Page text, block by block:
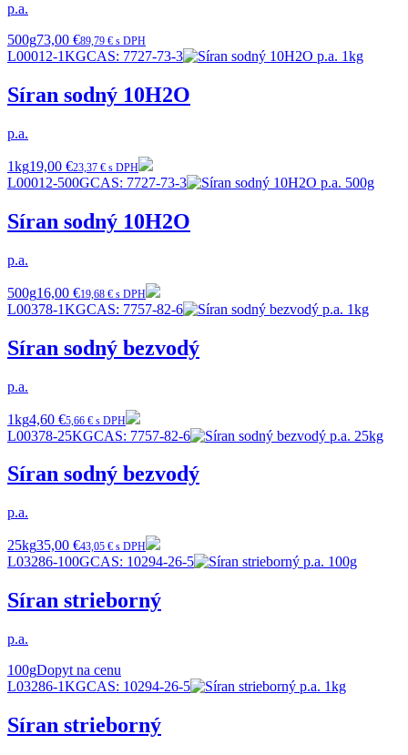
p.a.
500g73,00 €89,79 € s DPH
L00012-1KGCAS: 7727-73-3
Síran sodný 10H2O
p.a.
1kg19,00 €23,37 € s DPH
L00012-500GCAS: 7727-73-3
Síran sodný 10H2O
p.a.
500g16,00 €19,68 € s DPH
L00378-1KGCAS: 7757-82-6
Síran sodný bezvodý
p.a.
1kg4,60 €5,66 € s DPH
L00378-25KGCAS: 7757-82-6
Síran sodný bezvodý
p.a.
25kg35,00 €43,05 € s DPH
L03286-100GCAS: 10294-26-5
Síran strieborný
p.a.
100gDopyt na cenu
L03286-1KGCAS: 10294-26-5
Síran strieborný